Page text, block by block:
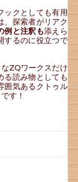
ックとしても有用
、探索者がリアク
例と注釈も添えら
するのに役立つで
ZQワークスだけ
る読み物としても
囲気あるクトゥル
す！